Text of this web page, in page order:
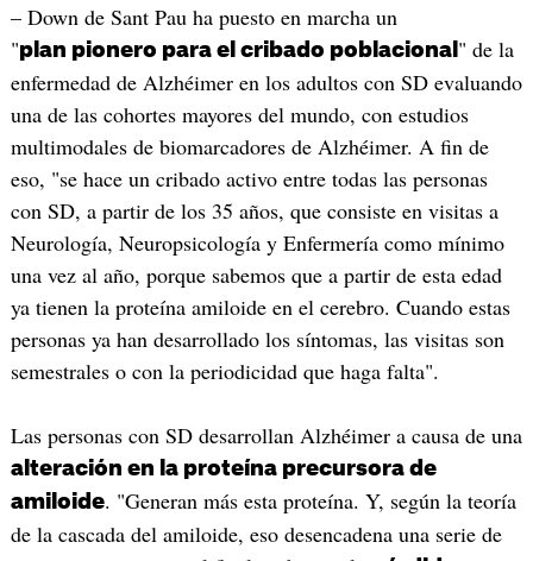
– Down de Sant Pau ha puesto en marcha un
"plan pionero para el cribado poblacional " de la
enfermedad de Alzhéimer en los adultos con SD evaluando
una de las cohortes mayores del mundo, con estudios
multimodales de biomarcadores de Alzhéimer. A fin de
eso, "se hace un cribado activo entre todas las personas
con SD, a partir de los 35 años, que consiste en visitas a
Neurología, Neuropsicología y Enfermería como mínimo
una vez al año, porque sabemos que a partir de esta edad
ya tienen la proteína amiloide en el cerebro. Cuando estas
personas ya han desarrollado los síntomas, las visitas son
semestrales o con la periodicidad que haga falta".
Las personas con SD desarrollan Alzhéimer a causa de una
alteración en la proteína precursora de
amiloide. "Generan más esta proteína. Y, según la teoría
de la cascada del amiloide, eso desencadena una serie de